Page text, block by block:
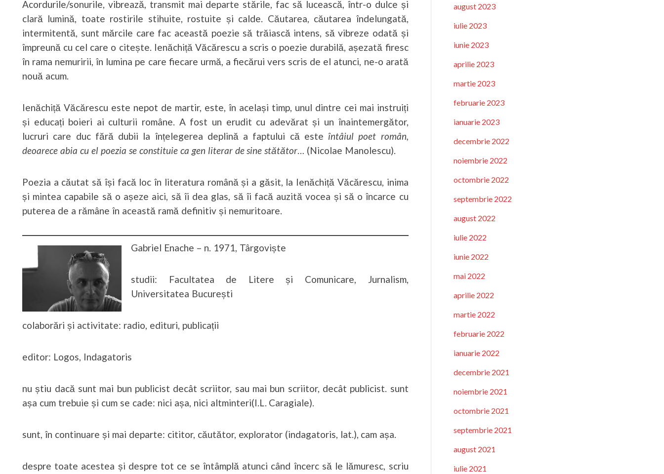
Acordurile/sonurile, vibrează, transmit mai departe stările, fac să lucească, într-o dulce și
clară lumină, toate rostirile stihuite, rostuite și calde. Căutarea, căutarea îndelungată,
intermitentă, sunt mărcile care fac această poezie să trăiască intens, să vibreze odată și
împreună cu cel care o citește. Ienăchiță Văcărescu a scris o poezie durabilă, așezată firesc
în rama nemuririi, în lumina pe care fiecare urmă, a fiecărui vers scris de el atunci, ne-o arată
nouă acum.
Ienăchiță Văcărescu este nepot de martir, este, în același timp, unul dintre cei mai instruiți
și educați boieri ai culturii române. A fost un erudit cu adevărat și un înaintemergător,
lucruri care duc fără dubii la înțelegerea deplină a faptului că esteîntâiul poet român,
deoarece abia cu el poezia se constituie ca gen literar de sine stătător… (Nicolae Manolescu).
Poezia a căutat să își facă loc în literatura română și a găsit, la Ienăchiță Văcărescu, inima
și mintea capabile să o așeze aici, să îi dea glas, să îi facă auzită vocea și să o încarce cu
puterea de a rămâne în această ramă definitiv și nemuritoare.
Gabriel Enache – n. 1971, Târgoviște
studii: Facultatea de Litere și Comunicare, Jurnalism,
Universitatea București
colaborări și activitate: radio, edituri, publicații
editor: Logos, Indagatoris
nu știu dacă sunt mai bun publicist decât scriitor, sau mai bun scriitor, decât publicist. sunt
așa cum trebuie și cum se cade: nici așa, nici altminteri(I.L. Caragiale).
sunt, în continuare și mai departe: cititor, căutător, explorator (indagatoris, lat.), cam așa.
despre toate acestea și despre tot ce se întâmplă atunci când încerc să le lămuresc, scriu
august 2023
iulie 2023
iunie 2023
aprilie 2023
martie 2023
februarie 2023
ianuarie 2023
decembrie 2022
noiembrie 2022
octombrie 2022
septembrie 2022
august 2022
iulie 2022
iunie 2022
mai 2022
aprilie 2022
martie 2022
februarie 2022
ianuarie 2022
decembrie 2021
noiembrie 2021
octombrie 2021
septembrie 2021
august 2021
iulie 2021